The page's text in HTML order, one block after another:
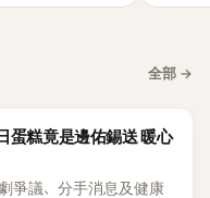
全部 →
蛋糕竟是邊佑錫送 暖心
爭議、分手消息及健康